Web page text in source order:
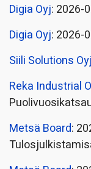
Digia Oyj: 2026-
Digia Oyj: 2026-
Siili Solutions Oyj
Reka Industrial
Metsä Board: